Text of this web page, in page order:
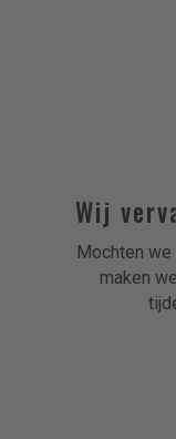
Wij
Mochten
maken